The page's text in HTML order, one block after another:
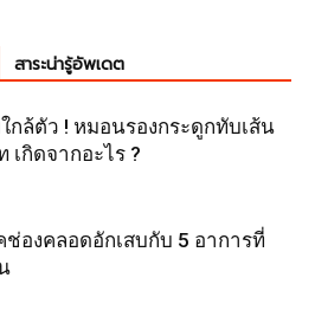
สาระน่ารู้อัพเดต
กล้ตัว ! หมอนรองกระดูกทับเส้น
เกิดจากอะไร ?
ช่องคลอดอักเสบกับ 5 อาการที่